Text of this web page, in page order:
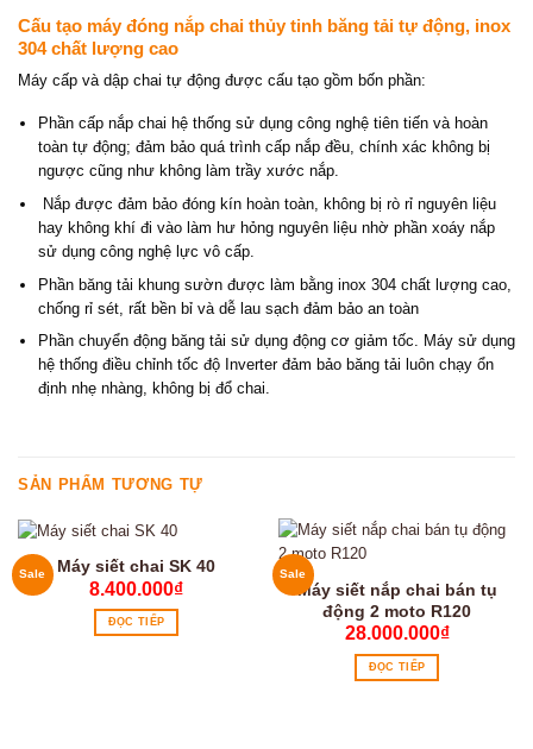
Cấu tạo máy đóng nắp chai thủy tinh băng tải tự động, inox
304 chất lượng cao
Máy cấp và dập chai tự động được cấu tạo gồm bốn phần:
Phần cấp nắp chai hệ thống sử dụng công nghệ tiên tiến và hoàn
toàn tự động; đảm bảo quá trình cấp nắp đều, chính xác không bị
ngược cũng như không làm trầy xước nắp.
Nắp được đảm bảo đóng kín hoàn toàn, không bị rò rỉ nguyên liệu
hay không khí đi vào làm hư hỏng nguyên liệu nhờ phần xoáy nắp
sử dụng công nghệ lực vô cấp.
Phần băng tải khung sườn được làm bằng inox 304 chất lượng cao,
chống rỉ sét, rất bền bỉ và dễ lau sạch đảm bảo an toàn
Phần chuyển động băng tải sử dụng động cơ giảm tốc. Máy sử dụng
hệ thống điều chỉnh tốc độ Inverter đảm bảo băng tải luôn chạy ổn
định nhẹ nhàng, không bị đổ chai.
SẢN PHẨM TƯƠNG TỰ
Sale Máy siết chai SK 40
8.400.000₫
ĐỌC TIẾP
Sale
Máy siết nắp chai bán tụ
động 2 moto R120
28.000.000₫
ĐỌC TIẾP